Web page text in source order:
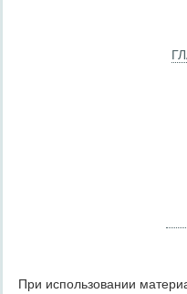
При использовании